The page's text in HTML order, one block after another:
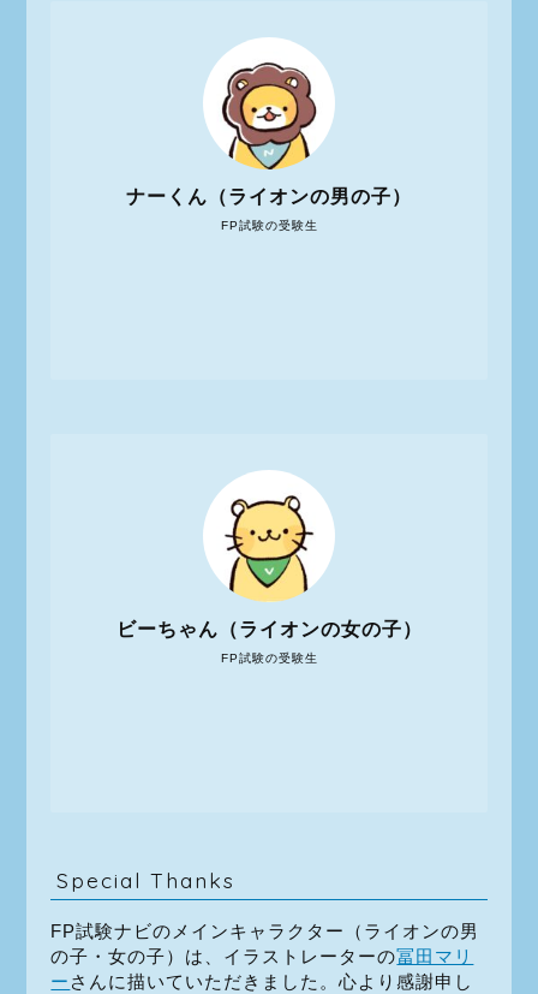
FP試験の受験生
ナーくん（ライオンの男の子）
FP試験の受験生
ビーちゃん（ライオンの女の子）
Special Thanks
FP試験ナビのメインキャラクター（ライオンの男
の子・女の子）は、イラストレーターの冨田マリ
ー さんに描いていただきました。心より感謝申し